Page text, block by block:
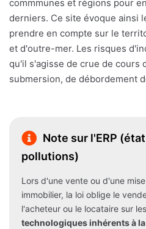
commmunes et régions pour
derniers. Ce site évoque ainsi
prendre en compte sur le
et d'outre-mer. Les risques
qu'il s'agisse de crue de cours
submersion, de débordement
Note sur l'ERP
pollutions)
Lors d'une vente ou d'une
immobilier, la loi oblige le
l'acheteur ou le locataire sur les
technologiques inhérents à